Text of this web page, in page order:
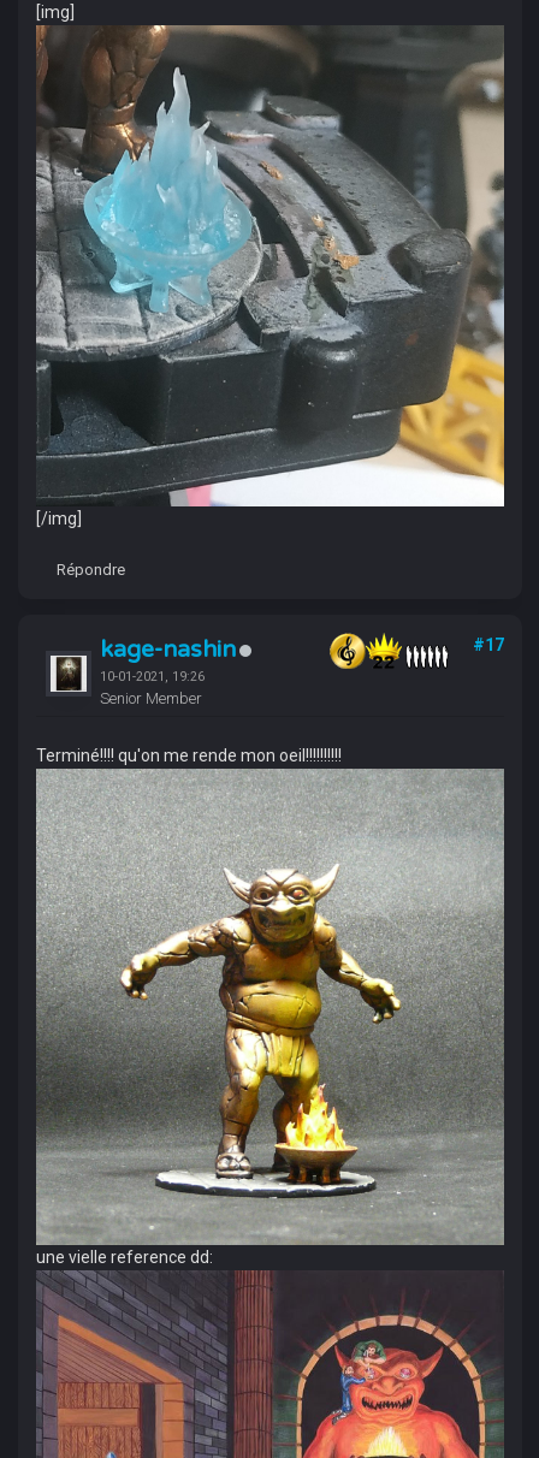
[img]
[/img]
Répondre
kage-nashin
10-01-2021, 19:26
Senior Member
#17
Terminé!!!! qu'on me rende mon oeil!!!!!!!!!!
une vielle reference dd: